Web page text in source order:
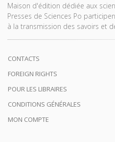
Maison d'édition dédiée aux
Presses de Sciences Po
à la transmission des savoirs et
CONTACTS
FOREIGN RIGHTS
POUR LES LIBRAIRES
CONDITIONS GÉNÉRALES
MON COMPTE